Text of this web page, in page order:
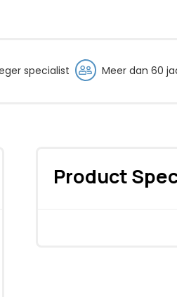
specialist Meer dan 60
Product